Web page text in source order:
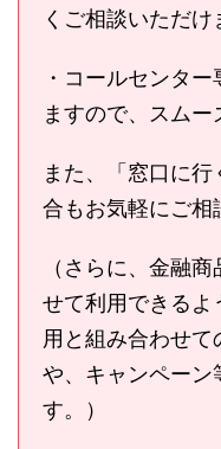
くご相談いただけ
・コールセンタ
ますので、スムー
また、「窓口に
合もお気軽にご相
（さらに、金融
せて利用できる
用と組み合わせ
や、キャンペー
す。）